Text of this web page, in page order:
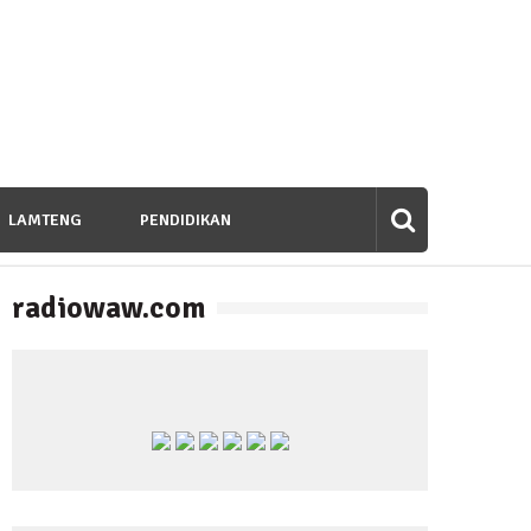
LAMTENG PENDIDIKAN
untuk Bangsa
radiowaw.com